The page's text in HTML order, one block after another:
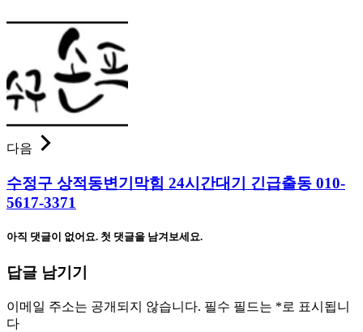
다음
수정구 상적동변기막힘 24시간대기 긴급출동 010-
5617-3371
아직 댓글이 없어요. 첫 댓글을 남겨보세요.
답글 남기기
이메일 주소는 공개되지 않습니다. 필수 필드는 *로 표시됩니
다